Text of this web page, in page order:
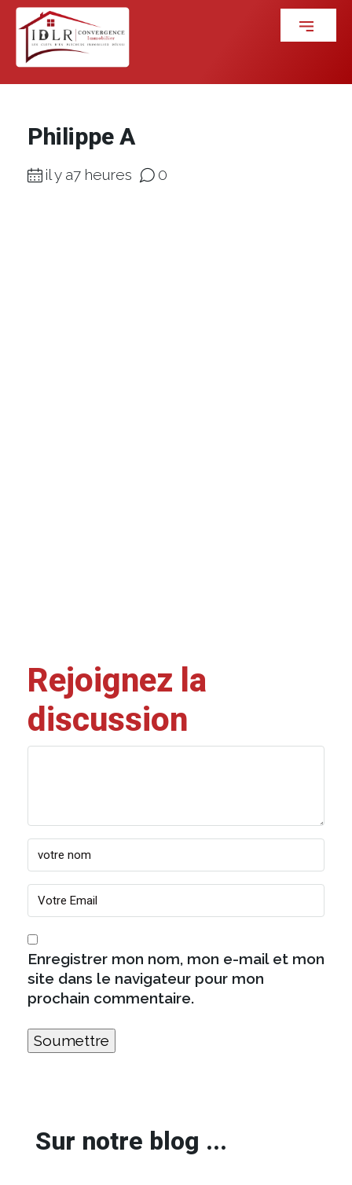
Philippe A
il y a7 heures 0
Rejoignez la
discussion
Enregistrer mon nom, mon e-mail et mon
site dans le navigateur pour mon
prochain commentaire.
Sur notre blog ...